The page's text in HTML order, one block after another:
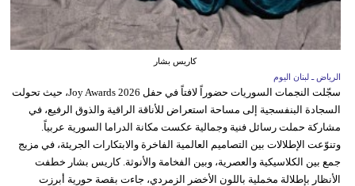
كاريس بشار
الرياض ـ لبنان اليوم
سجّلت النجمات السوريات حضوراً لافتاً في حفل Joy Awards 2026، حيث تحولت
السجادة البنفسجية إلى مساحة استعراض للأناقة الراقية والذوق الرفيع، في
مشاركة حملت رسائل فنية وجمالية عكست مكانة الدراما السورية عربياً.
وتنوّعت الإطلالات بين التصاميم العالمية الفاخرة والابتكارات الجريئة، في مزيج
جمع بين الكلاسيكية والعصرية، وبين الفخامة والأنوثة. كاريس بشار خطفت
الأنظار بإطلالة مخملية باللون الأخضر الزمردي، جاءت بقصة حورية أبرزت